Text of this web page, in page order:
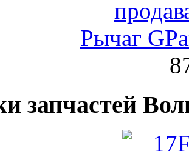
Рычаг
запчастей